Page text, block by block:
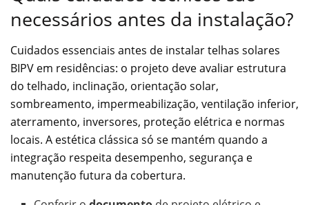
necessários antes da instalação?
Cuidados essenciais antes de instalar telhas solares
BIPV em residências: o projeto deve avaliar estrutura
do telhado, inclinação, orientação solar,
sombreamento, impermeabilização, ventilação inferior,
aterramento, inversores, proteção elétrica e normas
locais. A estética clássica só se mantém quando a
integração respeita desempenho, segurança e
manutenção futura da cobertura.